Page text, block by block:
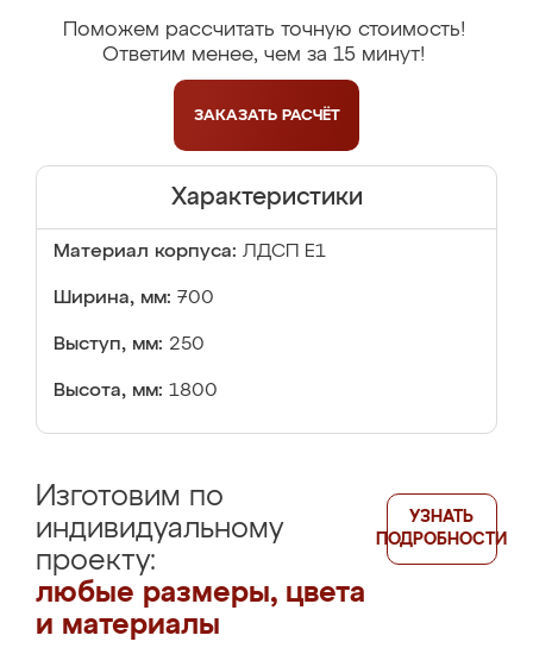
Поможем рассчитать точную стоимость!
Ответим менее, чем за 15 минут!
ЗАКАЗАТЬ РАСЧЁТ
Характеристики
Материал корпуса: ЛДСП Е1
Ширина, мм: 700
Выступ, мм: 250
Высота, мм: 1800
Изготовим по
индивидуальному
проекту:
любые размеры, цвета
и материалы
УЗНАТЬ
ПОДРОБНОСТИ